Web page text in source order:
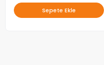
Sepete Ekle